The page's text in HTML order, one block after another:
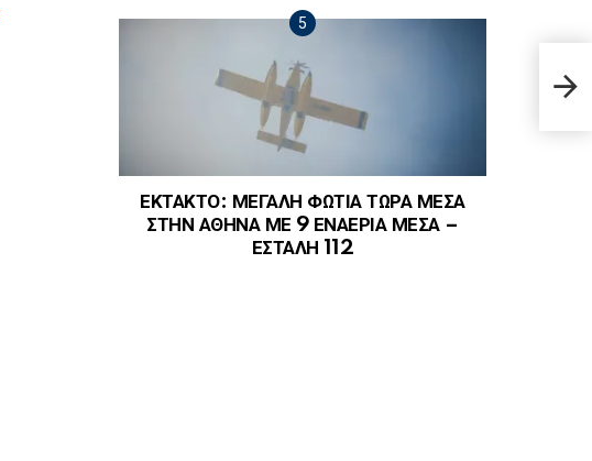
ΕΚΤΑΚΤΟ: ΜΕΓΑΛΗ ΦΩΤΙΑ ΤΩΡΑ ΜΕΣΑ
ΣΤΗΝ ΑΘΗΝΑ ΜΕ 9 ΕΝΑΕΡΙΑ ΜΕΣΑ –
ΕΣΤΑΛΗ 112